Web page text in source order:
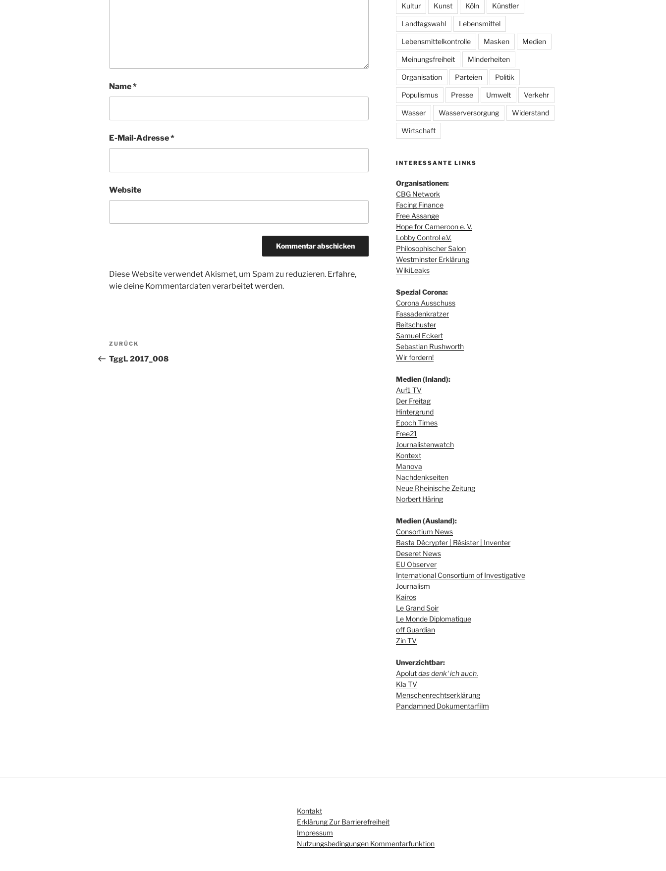
Name*
E-Mail-Adresse*
Website
Diese Website verwendet Akismet, um Spam zu reduzieren. Erfahre,
wie deine Kommentardaten verarbeitet werden.
Beitragsnavigation
Vorheriger
Beitrag
ZURÜCK
TggL 2017_008
Kultur Kunst Köln Künstler
Landtagswahl Lebensmittel
Lebensmittelkontrolle Masken Medien
Meinungsfreiheit Minderheiten
Organisation Parteien Politik
Populismus Presse Umwelt Verkehr
Wasser Wasserversorgung Widerstand
Wirtschaft
INTERESSANTE LINKS
Organisationen:
CBG Network
Facing Finance
Free Assange
Hope for Cameroon e. V.
Lobby Control e.V.
Philosophischer Salon
Westminster Erklärung
WikiLeaks
Spezial Corona:
Corona Ausschuss
Fassadenkratzer
Reitschuster
Samuel Eckert
Sebastian Rushworth
Wir fordern!
Medien (Inland):
Auf1 TV
Der Freitag
Hintergrund
Epoch Times
Free21
Journalistenwatch
Kontext
Manova
Nachdenkseiten
Neue Rheinische Zeitung
Norbert Häring
Medien (Ausland):
Consortium News
Basta Décrypter | Résister | Inventer
Deseret News
EU Observer
International Consortium of Investigative
Journalism
Kairos
Le Grand Soir
Le Monde Diplomatique
off Guardian
Zin TV
Unverzichtbar:
Apolutdas denk‘ ich auch.
Kla TV
Menschenrechtserklärung
Pandamned Dokumentarfilm
Kontakt
Erklärung Zur Barrierefreiheit
Impressum
Nutzungsbedingungen Kommentarfunktion